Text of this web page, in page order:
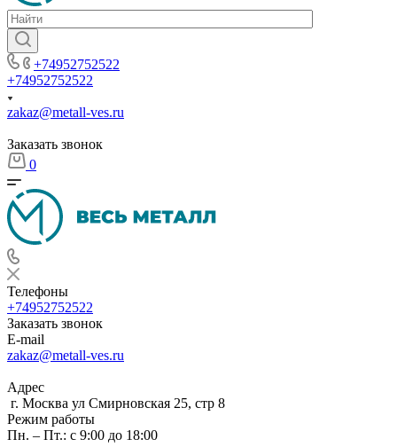
+74952752522
+74952752522
zakaz@metall-ves.ru
Заказать звонок
0
Телефоны
+74952752522
Заказать звонок
E-mail
zakaz@metall-ves.ru
Адрес
г. Москва ул Смирновская 25, стр 8
Режим работы
Пн. – Пт.: с 9:00 до 18:00